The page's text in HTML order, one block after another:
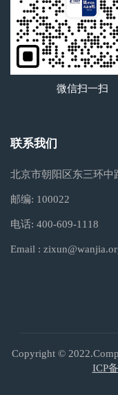
微信扫一扫
联系我们
北京市朝阳区东三环中
邮编: 100022
电话: 400-609-1118
Email :
Copyright ©
ICP